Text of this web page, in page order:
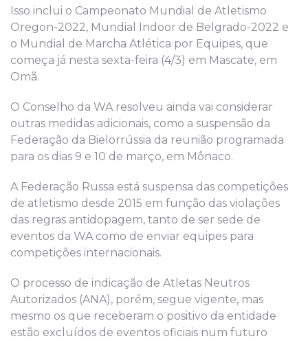
Isso inclui o Campeonato Mundial de Atletismo
Oregon-2022, Mundial Indoor de Belgrado-2022 e
o Mundial de Marcha Atlética por Equipes, que
começa já nesta sexta-feira (4/3) em Mascate, em
Omã.
O Conselho da WA resolveu ainda vai considerar
outras medidas adicionais, como a suspensão da
Federação da Bielorrússia da reunião programada
para os dias 9 e 10 de março, em Mônaco.
A Federação Russa está suspensa das competições
de atletismo desde 2015 em função das violações
das regras antidopagem, tanto de ser sede de
eventos da WA como de enviar equipes para
competições internacionais.
O processo de indicação de Atletas Neutros
Autorizados (ANA), porém, segue vigente, mas
mesmo os que receberam o positivo da entidade
estão excluídos de eventos oficiais num futuro